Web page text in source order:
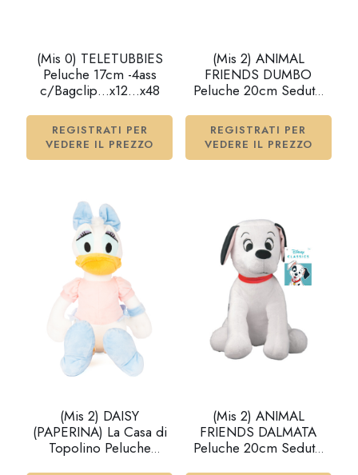
(Mis 0) TELETUBBIES
Peluche 17cm -4ass
c/Bagclip…x12…x48
REGISTRATI PER
VEDERE IL PREZZO
(Mis 2) ANIMAL
FRIENDS DUMBO
Peluche 20cm Seduto
REGISTRATI PER
VEDERE IL PREZZO
(Mis 2) DAISY
(PAPERINA) La Casa di
Topolino Peluche
(Mis 2) ANIMAL
FRIENDS DALMATA
Peluche 20cm Seduto